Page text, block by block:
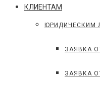
КЛИЕНТАМ
ЮРИДИЧЕСКИМ
ЗАЯВКА
ЗАЯВКА